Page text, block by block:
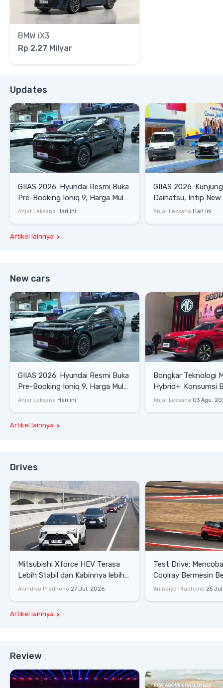
BMW iX3
Rp 2,27 Milyar
Updates
GIIAS 2026: Hyundai Resmi Buka
Pre-Booking Ioniq 9, Harga Mulai
Rp1,49 Miliar
Anjar Leksana Hari ini
GIIAS 2026:
Daihatsu, Intip New
SE hingga Gran
Anjar Leksana Hari ini
Artikel lainnya
New cars
GIIAS 2026: Hyundai Resmi Buka
Pre-Booking Ioniq 9, Harga Mulai
Rp1,49 Miliar
Anjar Leksana Hari ini
Bongkar Teknologi
Hybrid+: Konsumsi
Tembus 27,7 Km/
Anjar Leksana 03 Agu,
Artikel lainnya
Drives
Mitsubishi Xforce HEV Terasa
Lebih Stabil dan Kabinnya lebih
Senyap
Anindiyo Pradhono 27 Jul, 2026
Test Drive: Mencoba Geely
Coolray Bermesin
di Sirkuit Mandalika
Anindiyo Pradhono 25
Artikel lainnya
Review